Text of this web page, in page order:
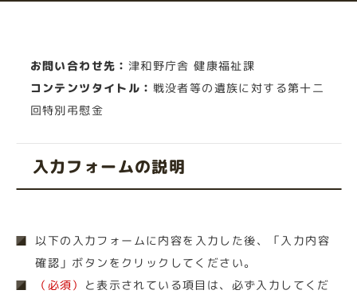
お問い合わせ先： 津和野庁舎 健康福祉課
コンテンツタイトル： 戦没者等の遺族に対する第十二
回特別弔慰金
入力フォームの説明
以下の入力フォームに内容を入力した後、「入力内容
確認」ボタンをクリックしてください。
（必須） と表示されている項目は、必ず入力してくだ